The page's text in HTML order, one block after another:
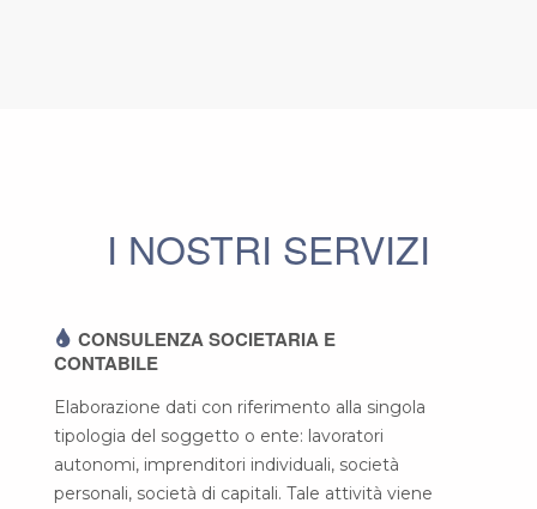
I NOSTRI SERVIZI
CONSULENZA SOCIETARIA E
CONTABILE
Elaborazione dati con riferimento alla singola
tipologia del soggetto o ente: lavoratori
autonomi, imprenditori individuali, società
personali, società di capitali. Tale attività viene